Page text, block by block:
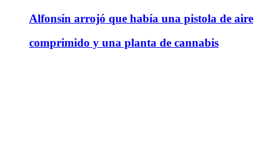
Alfonsín arrojó que había una pistola de aire
comprimido y una planta de cannabis